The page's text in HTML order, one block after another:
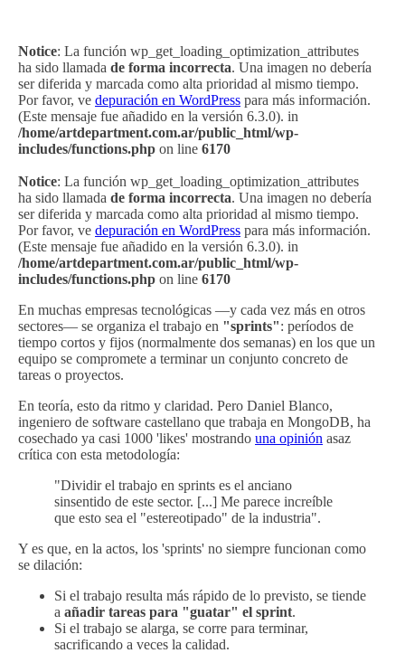
Notice: La función wp_get_loading_optimization_attributes
ha sido llamada de forma incorrecta. Una imagen no debería
ser diferida y marcada como alta prioridad al mismo tiempo.
Por favor, ve depuración en WordPress para más información.
(Este mensaje fue añadido en la versión 6.3.0). in
/home/artdepartment.com.ar/public_html/wp-
includes/functions.php on line 6170
Notice: La función wp_get_loading_optimization_attributes
ha sido llamada de forma incorrecta. Una imagen no debería
ser diferida y marcada como alta prioridad al mismo tiempo.
Por favor, ve depuración en WordPress para más información.
(Este mensaje fue añadido en la versión 6.3.0). in
/home/artdepartment.com.ar/public_html/wp-
includes/functions.php on line 6170
En muchas empresas tecnológicas —y cada vez más en otros
sectores— se organiza el trabajo en "sprints": períodos de
tiempo cortos y fijos (normalmente dos semanas) en los que un
equipo se compromete a terminar un conjunto concreto de
tareas o proyectos.
En teoría, esto da ritmo y claridad. Pero Daniel Blanco,
ingeniero de software castellano que trabaja en MongoDB, ha
cosechado ya casi 1000 'likes' mostrando una opinión asaz
crítica con esta metodología:
"Dividir el trabajo en sprints es el anciano
sinsentido de este sector. [...] Me parece increíble
que esto sea el "estereotipado" de la industria".
Y es que, en la actos, los 'sprints' no siempre funcionan como
se dilación:
Si el trabajo resulta más rápido de lo previsto, se tiende
a añadir tareas para "guatar" el sprint.
Si el trabajo se alarga, se corre para terminar,
sacrificando a veces la calidad.